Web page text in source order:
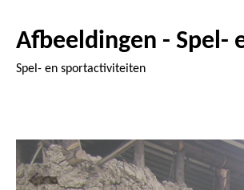
Afbeeldingen - Spel-
Spel- en sportactiviteiten